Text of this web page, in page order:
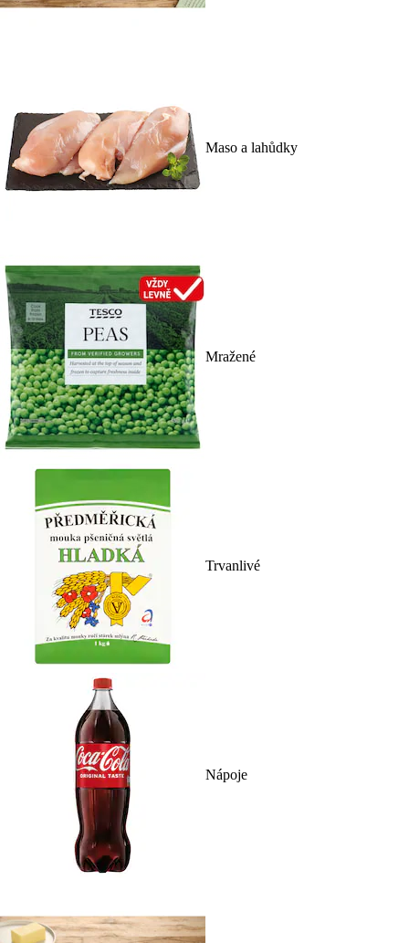
Maso a lahůdky
Mražené
Trvanlivé
Nápoje